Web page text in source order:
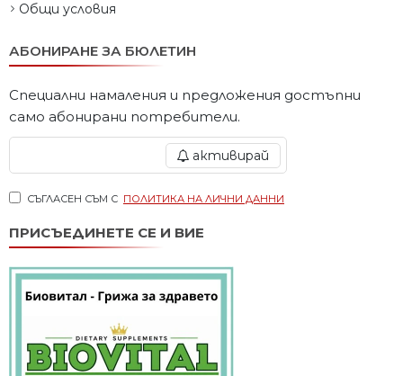
Общи условия
АБОНИРАНЕ ЗА БЮЛЕТИН
Специални намаления и предложения достъпни
само абонирани потребители.
активирай
СЪГЛАСЕН СЪМ С ПОЛИТИКА НА ЛИЧНИ ДАННИ
ПРИСЪЕДИНЕТЕ СЕ И ВИЕ